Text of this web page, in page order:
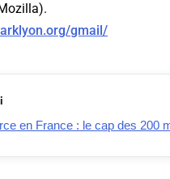
gmail/
en France : le cap des 200